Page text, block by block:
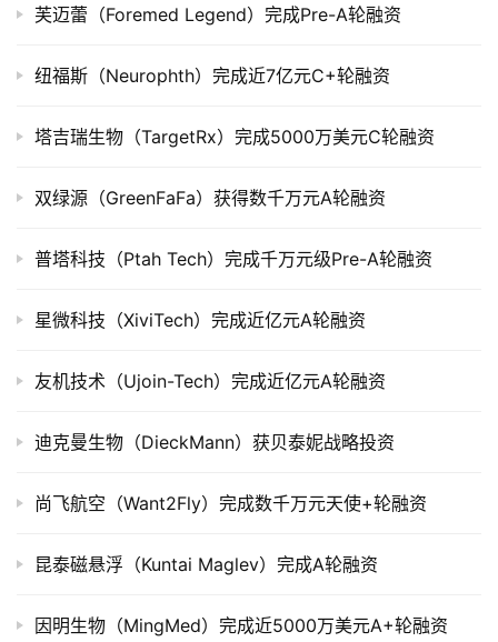
重
司
投
据
创
学
芙迈蕾（Foremed Legend）完成Pre-A轮融资
纽福斯（Neurophth）完成近7亿元C+轮融资
塔吉瑞生物（TargetRx）完成5000万美元C轮融资
双绿源（GreenFaFa）获得数千万元A轮融资
普塔科技（Ptah Tech）完成千万元级Pre-A轮融资
星微科技（XiviTech）完成近亿元A轮融资
友机技术（Ujoin-Tech）完成近亿元A轮融资
迪克曼生物（DieckMann）获贝泰妮战略投资
尚飞航空（Want2Fly）完成数千万元天使+轮融资
昆泰磁悬浮（Kuntai Maglev）完成A轮融资
因明生物（MingMed）完成近5000万美元A+轮融资